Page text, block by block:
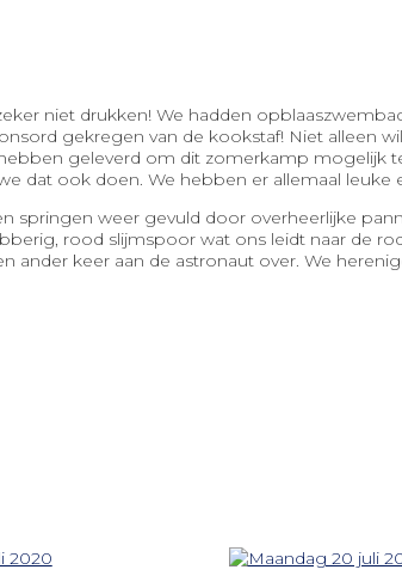
niet drukken! We hadden
gekregen van de kookstaf! Niet alleen
geleverd om dit zomerkamp
dat ook doen. We hebben er allemaal leuke
springen weer gevuld door overheerlijke
rood slijmspoor wat ons leidt naar de
ander keer aan de astronaut over. We